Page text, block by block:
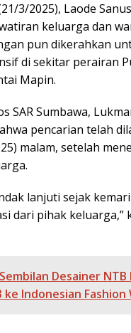
3/2025), Laode
keluarga dan
pun dikerahkan
di sekitar perairan
Mapin.
SAR Sumbawa,
pencarian telah
malam, setelah
lanjuti sejak
dari pihak keluarga,”
Sembilan Desainer NTB
ke Indonesian Fashion